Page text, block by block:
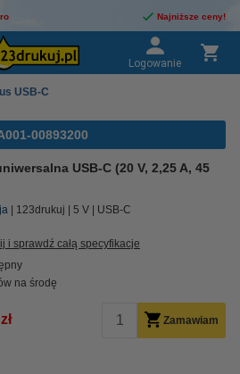
Najniższe ceny!
Logowanie
USB-C
00893200
USB-C (20 V, 2,25 A, 45
123drukuj 5 V USB-C
i sprawdź całą specyfikacje
na środę
Zamawiam